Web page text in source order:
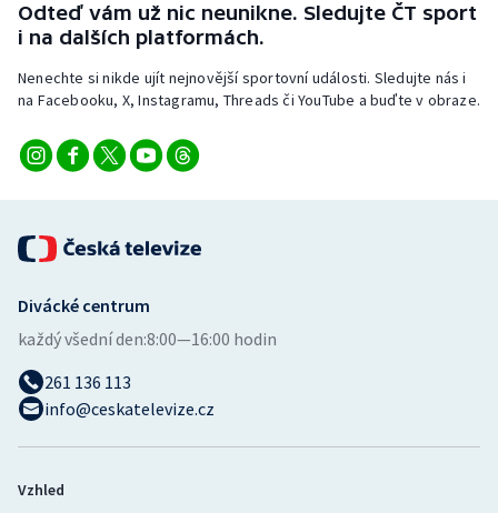
Veslování
Vodní slalom
Odteď vám už nic neunikne. Sledujte ČT sport
i na dalších platformách.
Nenechte si nikde ujít nejnovější sportovní události. Sledujte nás i
na Facebooku, X, Instagramu, Threads či YouTube a buďte v obraze.
Divácké centrum
každý všední den:8:00—16:00 hodin
261 136 113
info@ceskatelevize.cz
Vzhled